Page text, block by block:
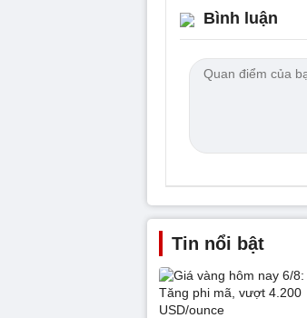
Bình luận
Tin nổi bật